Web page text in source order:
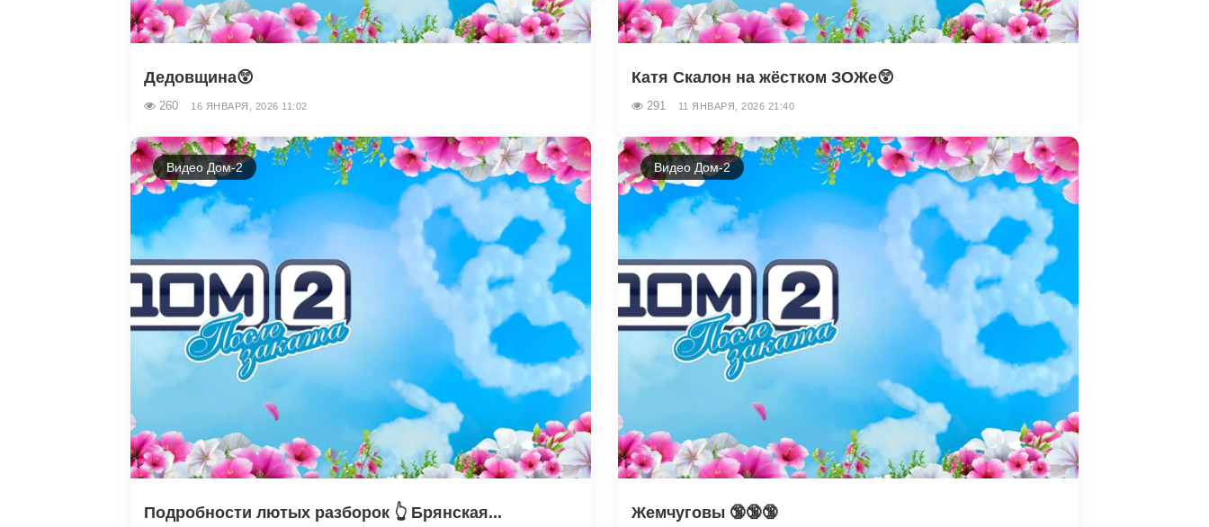
Дедовщина😲
260 16 ЯНВАРЯ, 2026 11:02
Катя Скалон на жёстком ЗОЖе😲
291 11 ЯНВАРЯ, 2026 21:40
Видео Дом-2
Подробности лютых разборок 👆 Брянская...
Видео Дом-2
Жемчуговы 🔞🔞🔞